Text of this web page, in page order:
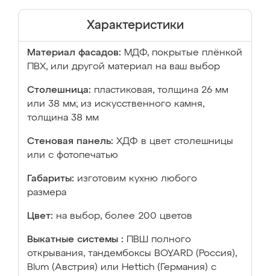
Характеристики
Материал фасадов: МДФ, покрытые плёнкой
ПВХ, или другой материал на ваш выбор
Столешница: пластиковая, толщина 26 мм
или 38 мм; из искусственного камня,
толщина 38 мм
Стеновая панель: ХДФ в цвет столешницы
или с фотопечатью
Габариты: изготовим кухню любого
размера
Цвет: на выбор, более 200 цветов
Выкатные системы :
ПВШ полного
открывания, тандембоксы BOYARD (Россия),
Blum (Австрия) или Hettich (Германия) с